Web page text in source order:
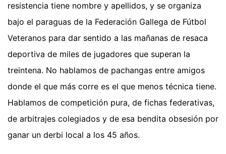
resistencia tiene nombre y apellidos, y se organiza
bajo el paraguas de la Federación Gallega de Fútbol
Veteranos para dar sentido a las mañanas de resaca
deportiva de miles de jugadores que superan la
treintena. No hablamos de pachangas entre amigos
donde el que más corre es el que menos técnica tiene.
Hablamos de competición pura, de fichas federativas,
de arbitrajes colegiados y de esa bendita obsesión por
ganar un derbi local a los 45 años.